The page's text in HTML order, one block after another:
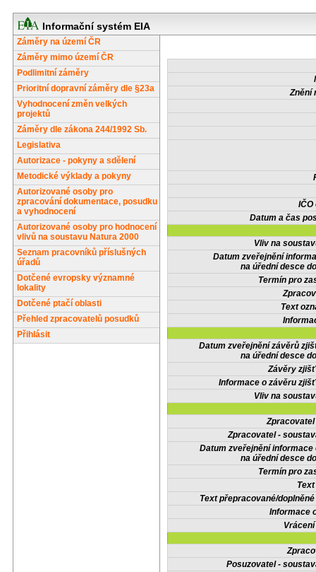
Informační systém EIA
Záměry na území ČR
Záměry mimo území ČR
Podlimitní záměry
Prioritní dopravní záměry dle §23a
Vyhodnocení změn velkých
projektů
Záměry dle zákona 244/1992 Sb.
Legislativa
Autorizace - pokyny a sdělení
Metodické výklady a pokyny
Autorizované osoby pro
zpracování dokumentace, posudku
a vyhodnocení
Autorizované osoby pro hodnocení
vlivů na soustavu Natura 2000
Seznam pracovníků příslušných
úřadů
Dotčené evropsky významné
lokality
Dotčené ptačí oblasti
Přehled zpracovatelů posudků
Přihlásit
Znění
IČO
Datum a čas
Vliv na
Datum zveřejnění
na úřední desce
Termín pro
Text
Datum zveřejnění závěrů
na úřední desce
Závěry
Informace o závěru
Vliv na
Zpracovatel -
Datum zveřejnění informace
na úřední desce
Termín pro
Text přepracované/
Informace
Posuzovatel -